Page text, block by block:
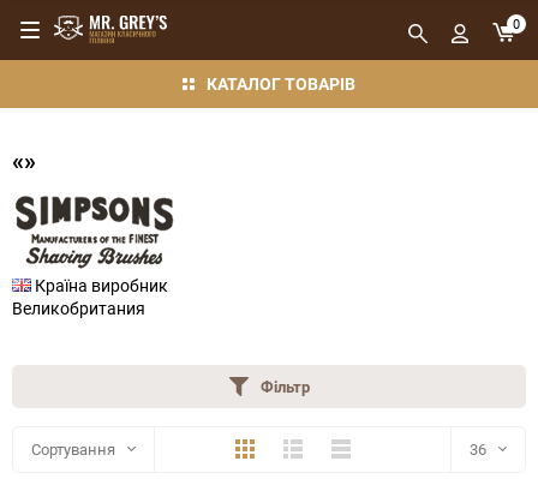
КАТАЛОГ ТОВАРІВ
0
«»
Країна виробник
Великобритания
Фільтр
Сортування ПлиткаДетальноКомпактно 36